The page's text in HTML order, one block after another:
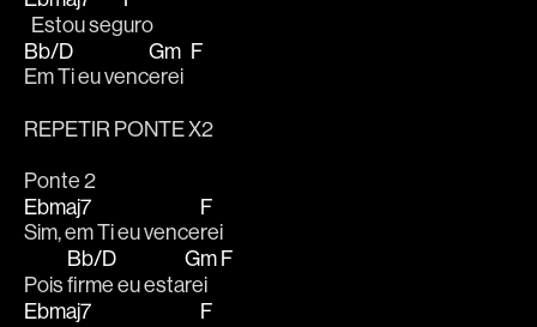
  Estou seg
uro
Bb/D
Em Ti eu venc
Gm
erei
F
REPETIR PONTE X2
Ponte 2
Ebmaj7
Sim, em Ti eu vence
F
rei
Pois
Bb/D
firme eu esta
Gm
rei
F
Ebmaj7
F